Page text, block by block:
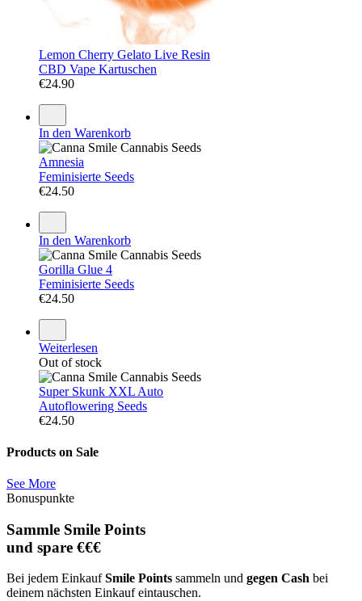
Lemon Cherry Gelato Live Resin
CBD Vape Kartuschen
€24.90
In den Warenkorb
Amnesia
Feminisierte Seeds
€24.50
In den Warenkorb
Gorilla Glue 4
Feminisierte Seeds
€24.50
Weiterlesen
Out of stock
Super Skunk XXL Auto
Autoflowering Seeds
€24.50
Products on Sale
See More
Bonuspunkte
Sammle Smile Points
und spare €€€
Bei jedem EinkaufSmile Points sammeln und gegen Cash bei
deinem nächsten Einkauf eintauschen.